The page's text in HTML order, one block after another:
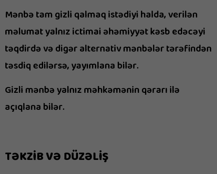
Mənbə tam gizli qalmaq istədiyi halda, verilən
məlumat yalnız ictimai əhəmiyyət kəsb edəcəyi
təqdirdə və digər alternativ mənbələr tərəfindən
təsdiq edilərsə, yayımlana bilər.
Gizli mənbə yalnız məhkəmənin qərarı ilə
açıqlana bilər.
TƏKZİB VƏ DÜZƏLİŞ